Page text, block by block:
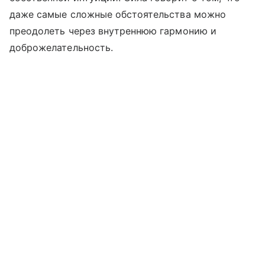
даже самые сложные обстоятельства можно
преодолеть через внутреннюю гармонию и
доброжелательность.